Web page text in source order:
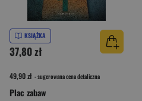
KSIĄŻKA
37,80 zł
49,90 zł - sugerowana cena detaliczna
Plac zabaw